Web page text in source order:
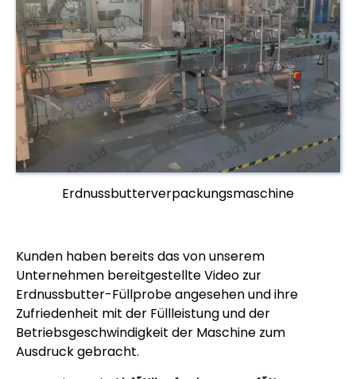
Erdnussbutterverpackungsmaschine
Kunden haben bereits das von unserem
Unternehmen bereitgestellte Video zur
Erdnussbutter-Füllprobe angesehen und ihre
Zufriedenheit mit der Füllleistung und der
Betriebsgeschwindigkeit der Maschine zum
Ausdruck gebracht.